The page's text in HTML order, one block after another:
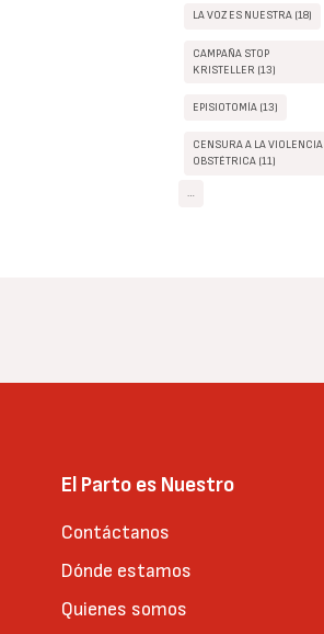
LA VOZ ES NUESTRA (18)
CAMPAÑA STOP
KRISTELLER (13)
EPISIOTOMÍA (13)
CENSURA A LA VIOLENCIA
OBSTÉTRICA (11)
…
El Parto es Nuestro
Contáctanos
Dónde estamos
Quienes somos